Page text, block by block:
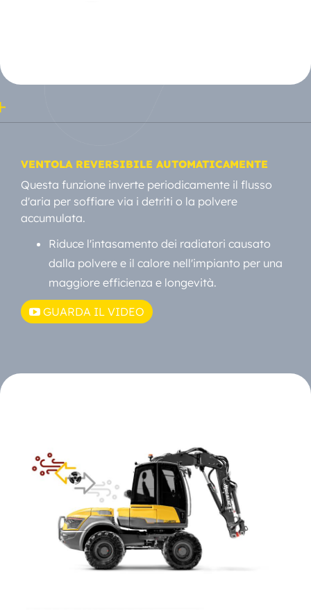
VENTOLA REVERSIBILE AUTOMATICAMENTE
Questa funzione inverte periodicamente il flusso
d'aria per soffiare via i detriti o la polvere
accumulata.
Riduce l'intasamento dei radiatori causato
dalla polvere e il calore nell'impianto per una
maggiore efficienza e longevità.
GUARDA IL VIDEO